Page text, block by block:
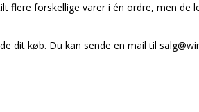
forskellige varer i én ordre, men de
køb. Du kan sende en mail til